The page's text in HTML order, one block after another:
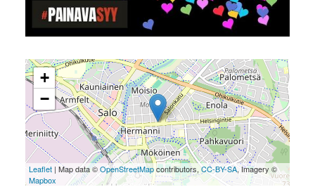
+
−
Leaflet| Map data ©OpenStreetMapcontributors,CC-BY-SA, Imagery ©
Mapbox